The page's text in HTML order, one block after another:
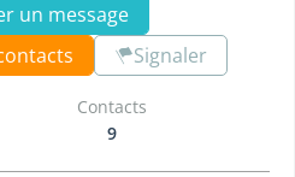
un message
Signaler
Contacts
9